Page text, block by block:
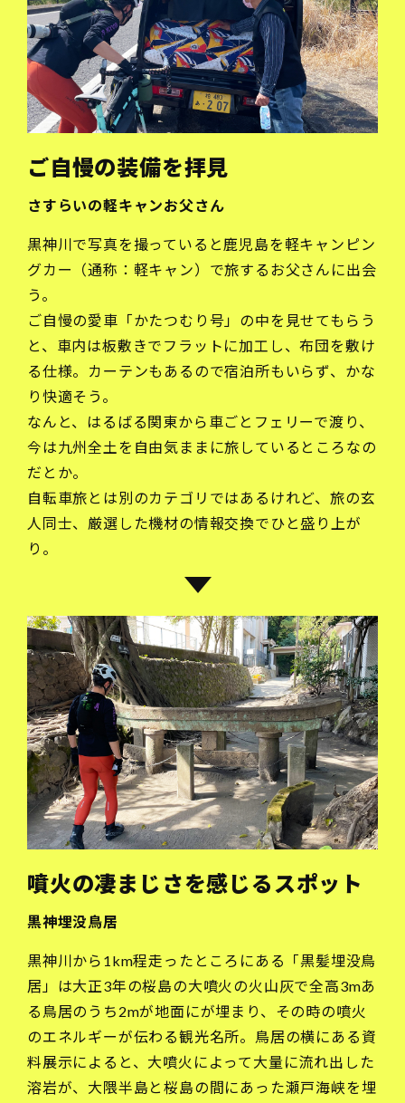
ご自慢の装備を拝見
さすらいの軽キャンお父さん
黒神川で写真を撮っていると鹿児島を軽キャンピン
グカー（通称：軽キャン）で旅するお父さんに出会
う。
ご自慢の愛車「かたつむり号」の中を見せてもらう
と、車内は板敷きでフラットに加工し、布団を敷け
る仕様。カーテンもあるので宿泊所もいらず、かな
り快適そう。
なんと、はるばる関東から車ごとフェリーで渡り、
今は九州全土を自由気ままに旅しているところなの
だとか。
自転車旅とは別のカテゴリではあるけれど、旅の玄
人同士、厳選した機材の情報交換でひと盛り上が
り。
噴火の凄まじさを感じるスポット
黒神埋没鳥居
黒神川から1km程走ったところにある「黒髪埋没鳥
居」は大正3年の桜島の大噴火の火山灰で全高3mあ
る鳥居のうち2mが地面にが埋まり、その時の噴火
のエネルギーが伝わる観光名所。鳥居の横にある資
料展示によると、大噴火によって大量に流れ出した
溶岩が、大隈半島と桜島の間にあった瀬戸海峡を埋